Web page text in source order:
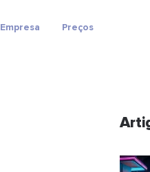
Empresa Preços